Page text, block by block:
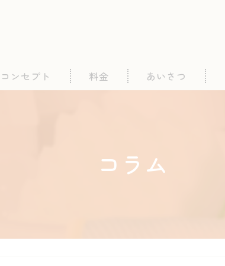
コンセプト 料金 あいさつ
コラム